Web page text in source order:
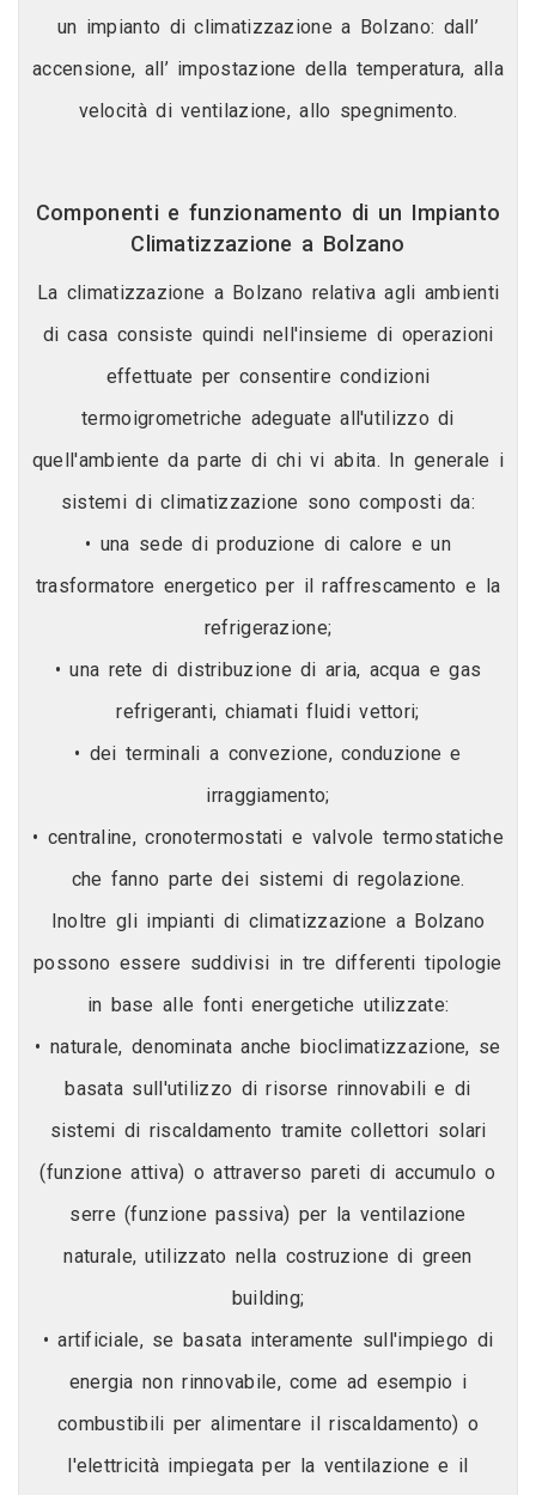
un impianto di climatizzazione a Bolzano: dall’
accensione, all’ impostazione della temperatura, alla
velocità di ventilazione, allo spegnimento.
Componenti e funzionamento di un Impianto
Climatizzazione a Bolzano
La climatizzazione a Bolzano relativa agli ambienti
di casa consiste quindi nell'insieme di operazioni
effettuate per consentire condizioni
termoigrometriche adeguate all'utilizzo di
quell'ambiente da parte di chi vi abita. In generale i
sistemi di climatizzazione sono composti da:
• una sede di produzione di calore e un
trasformatore energetico per il raffrescamento e la
refrigerazione;
• una rete di distribuzione di aria, acqua e gas
refrigeranti, chiamati fluidi vettori;
• dei terminali a convezione, conduzione e
irraggiamento;
• centraline, cronotermostati e valvole termostatiche
che fanno parte dei sistemi di regolazione.
Inoltre gli impianti di climatizzazione a Bolzano
possono essere suddivisi in tre differenti tipologie
in base alle fonti energetiche utilizzate:
• naturale, denominata anche bioclimatizzazione, se
basata sull'utilizzo di risorse rinnovabili e di
sistemi di riscaldamento tramite collettori solari
(funzione attiva) o attraverso pareti di accumulo o
serre (funzione passiva) per la ventilazione
naturale, utilizzato nella costruzione di green
building;
• artificiale, se basata interamente sull'impiego di
energia non rinnovabile, come ad esempio i
combustibili per alimentare il riscaldamento) o
l'elettricità impiegata per la ventilazione e il